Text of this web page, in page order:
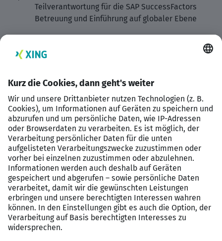
Teilverantwortung für die SAP SuccessFactors
Betreuung und Einführung auf globaler Ebene
Das bringen Sie für diesen SAP Job
mit
Mehrjährige Berufserfahrung in der
Modulberatung im SAP SuccessFactors Umfeld
z.B. im Employee Central, Compensation &
Benefits, Learning, Performance & Goals oder
Recruiting
Sehr gutes Verständnis für
personalwirtschaftliche Prozesse sowie
Erfahrung in Analyse, Optimierung sowie dem
Design der damit verbundenen Abläufe
Eine kommunikationsstarke Persönlichkeit mit